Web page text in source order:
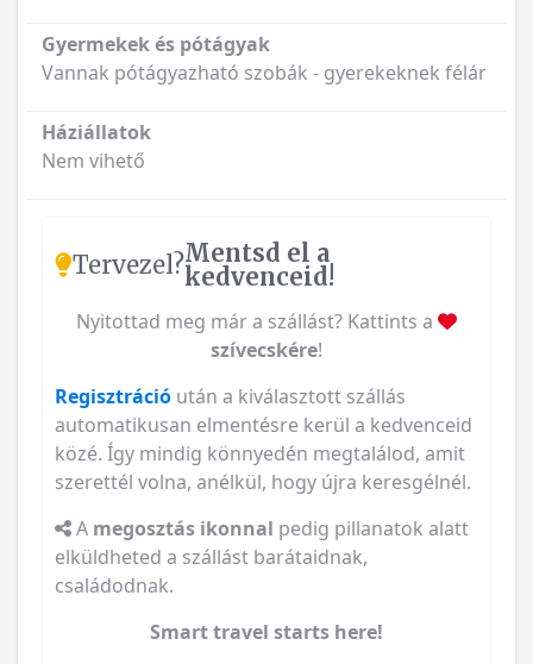
Gyermekek és pótágyak
Vannak pótágyazható szobák - gyerekeknek félár
Háziállatok
Nem vihető
Tervezel?Mentsd el a
kedvenceid!
Nyitottad meg már a szállást? Kattints a
szívecskére!
Regisztráció után a kiválasztott szállás
automatikusan elmentésre kerül a kedvenceid
közé. Így mindig könnyedén megtalálod, amit
szerettél volna, anélkül, hogy újra keresgélnél.
A megosztás ikonnal pedig pillanatok alatt
elküldheted a szállást barátaidnak,
családodnak.
Smart travel starts here!